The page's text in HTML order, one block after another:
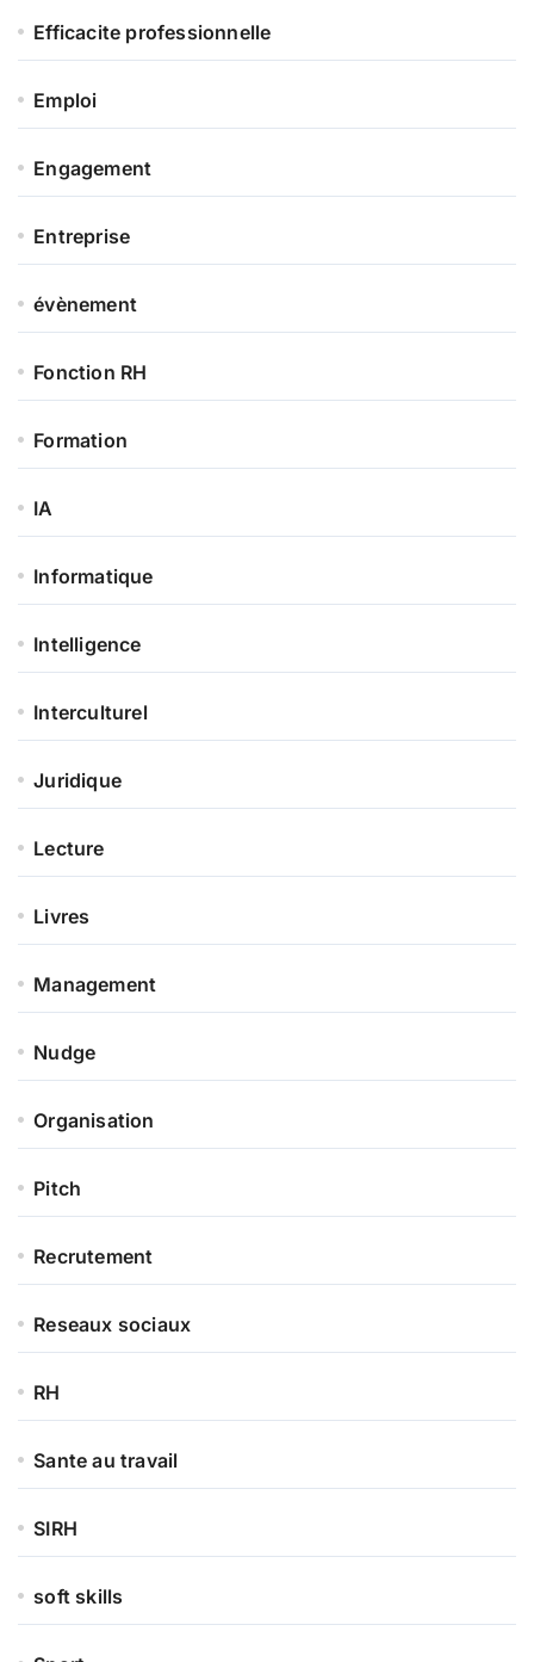
Efficacite professionnelle
Emploi
Engagement
Entreprise
évènement
Fonction RH
Formation
IA
Informatique
Intelligence
Interculturel
Juridique
Lecture
Livres
Management
Nudge
Organisation
Pitch
Recrutement
Reseaux sociaux
RH
Sante au travail
SIRH
soft skills